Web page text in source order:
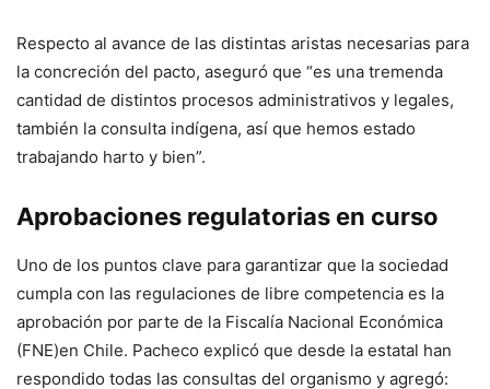
Respecto al avance de las distintas aristas necesarias para
la concreción del pacto, aseguró que “es una tremenda
cantidad de distintos procesos administrativos y legales,
también la consulta indígena, así que hemos estado
trabajando harto y bien”.
Aprobaciones regulatorias en curso
Uno de los puntos clave para garantizar que la sociedad
cumpla con las regulaciones de libre competencia es la
aprobación por parte de la Fiscalía Nacional Económica
(FNE)en Chile. Pacheco explicó que desde la estatal han
respondido todas las consultas del organismo y agregó: